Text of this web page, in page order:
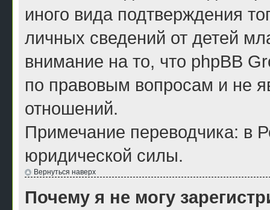
иного вида подтверждения
личных сведений от детей
внимание на то, что phpBB
по правовым вопросам и не
отношений.
Примечание переводчика: в
юридической силы.
Вернуться наверх
Почему я не могу